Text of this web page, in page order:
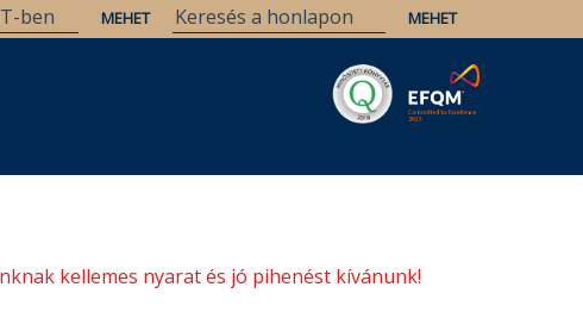
kellemes nyarat és jó pihenést kívánunk!